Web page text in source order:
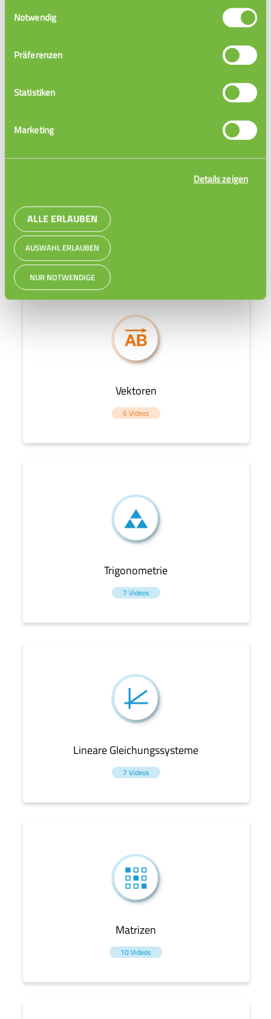
Notwendig
Präferenzen
Statistiken
Marketing
Details zeigen
ALLE ERLAUBEN
AUSWAHL ERLAUBEN
NUR NOTWENDIGE
Vektoren
6 Videos
Trigonometrie
7 Videos
Lineare Gleichungssysteme
7 Videos
Matrizen
10 Videos